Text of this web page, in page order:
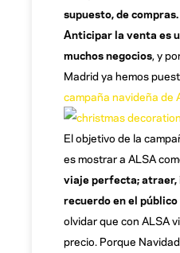
supuesto, de compras.
Anticipar la venta es
muchos negocios, y
Madrid ya hemos
campaña navideña de
El objetivo de la
es mostrar a ALSA
viaje perfecta;
recuerdo en el público
olvidar que con ALSA
precio. Porque